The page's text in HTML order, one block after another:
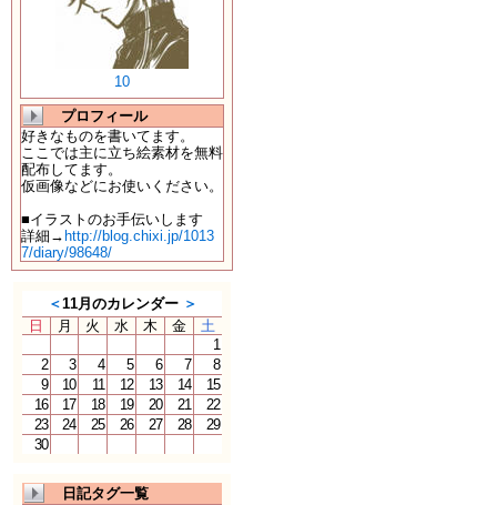
10
プロフィール
好きなものを書いてます。
ここでは主に立ち絵素材を無料
配布してます。
仮画像などにお使いください。
■イラストのお手伝いします
詳細→ http://blog.chixi.jp/1013
7/diary/98648/
＜11月のカレンダー ＞
日
月 火 水 木 金
土
1
2
3 4 5 6 7
8
9
10 11 12 13 14
15
16
17 18 19 20 21
22
23
24 25 26 27 28
29
30
日記タグ一覧